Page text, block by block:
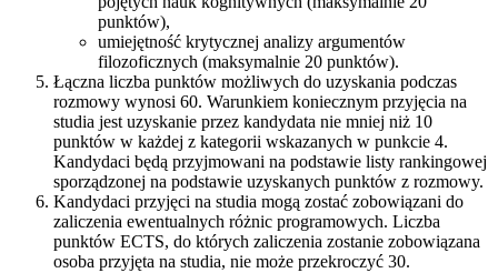
punktów),
umiejętność krytycznej analizy argumentów
filozoficznych (maksymalnie 20 punktów).
Łączna liczba punktów możliwych do uzyskania podczas
rozmowy wynosi 60. Warunkiem koniecznym przyjęcia na
studia jest uzyskanie przez kandydata nie mniej niż 10
punktów w każdej z kategorii wskazanych w punkcie 4.
Kandydaci będą przyjmowani na podstawie listy rankingowej
sporządzonej na podstawie uzyskanych punktów z rozmowy.
Kandydaci przyjęci na studia mogą zostać zobowiązani do
zaliczenia ewentualnych różnic programowych. Liczba
punktów ECTS, do których zaliczenia zostanie zobowiązana
osoba przyjęta na studia, nie może przekroczyć 30.